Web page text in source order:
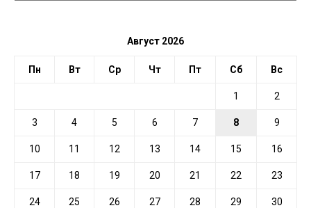
Август 2026
Пн Вт Ср Чт Пт Сб Вс
1 2
3 4 5 6 7 8 9
10 11 12 13 14 15 16
17 18 19 20 21 22 23
24 25 26 27 28 29 30